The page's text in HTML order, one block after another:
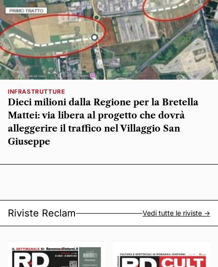
INFRASTRUTTURE
Dieci milioni dalla Regione per la Bretella
Mattei: via libera al progetto che dovrà
alleggerire il traffico nel Villaggio San
Giuseppe
Riviste Reclam Vedi tutte le riviste ->